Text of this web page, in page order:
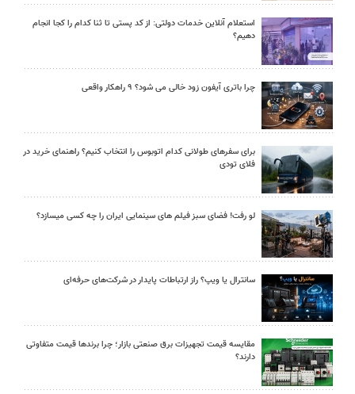
استعلام آنلاین خدمات دولتی: از کد پستی تا ثنا کدام را کجا انجام
دهیم؟
چرا باتری آیفون زود خالی می شود؟ ۹ راهکار واقعی
برای سفرهای طولانی کدام اتوبوس را انتخاب کنیم؟ راهنمای خرید در
فلای تودی
لو رفت! فضای سبز فیلم های سینمایی ایران را چه کسی میسازد؟
سانترال یا ویپ؟ راز ارتباطات پایدار در شرکت‌های حرفه‌ای
مقایسه قیمت تجهیزات برق صنعتی بازار؛ چرا برندها قیمت متفاوتی
دارند؟